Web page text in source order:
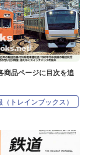
商品ページに目次を追
トレインブックス）